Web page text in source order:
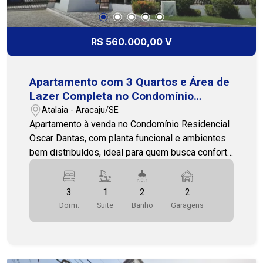
uma visita, nossa equipe está pronta para te
atender! Cohab Premium Imobiliária - PJ 208 (79)
R$ 560.000,00 V
Apartamento com 3 Quartos e Área de
Lazer Completa no Condomínio
Residencial Oscar Dantas
Atalaia - Aracaju/SE
Apartamento à venda no Condomínio Residencial
Oscar Dantas, com planta funcional e ambientes
bem distribuídos, ideal para quem busca conforto
e praticidade no dia a dia. O imóvel possui 3
quartos, sendo 1 suíte, além de 2 banheiros que
atendem de forma confortável às áreas sociais e
íntimas. A área interna conta com salas amplas e
bem iluminadas, proporcionando um ambiente
3
Dorm.
1
Suite
2
Banho
2
Garagens